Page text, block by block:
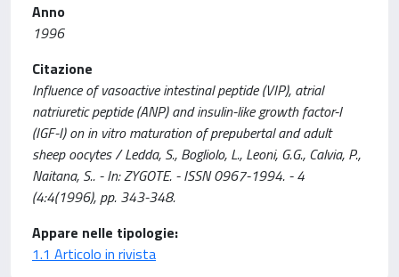
Anno
1996
Citazione
Influence of vasoactive intestinal peptide (VIP), atrial
natriuretic peptide (ANP) and insulin-like growth factor-I
(IGF-I) on in vitro maturation of prepubertal and adult
sheep oocytes / Ledda, S., Bogliolo, L., Leoni, G.G., Calvia, P.,
Naitana, S.. - In: ZYGOTE. - ISSN 0967-1994. - 4
(4:4(1996), pp. 343-348.
Appare nelle tipologie:
1.1 Articolo in rivista